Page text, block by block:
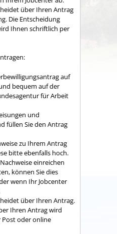
über Ihren Antrag
Die Entscheidung
Ihnen schriftlich per
auf
bequem auf der
für Arbeit
und
füllen Sie den Antrag
zu Ihrem Antrag
bitte ebenfalls hoch.
einreichen
können Sie dies
wenn Ihr Jobcenter
über Ihren Antrag.
Ihren Antrag wird
oder online